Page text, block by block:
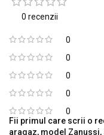
0 recenzii
0
0
0
0
0
Fii primul care scrii o
aragaz, model Zanussi,